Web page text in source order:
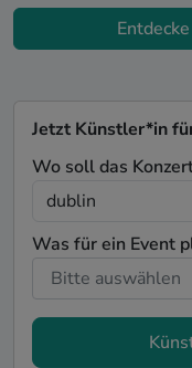
Jetzt Künstler*in
Wo soll das
Was für ein Event